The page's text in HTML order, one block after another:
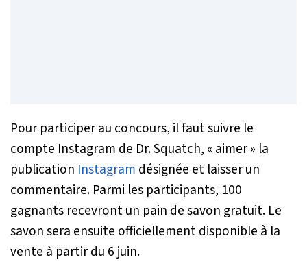
Pour participer au concours, il faut suivre le
compte Instagram de Dr. Squatch, « aimer » la
publication Instagram désignée et laisser un
commentaire. Parmi les participants, 100
gagnants recevront un pain de savon gratuit. Le
savon sera ensuite officiellement disponible à la
vente à partir du 6 juin.